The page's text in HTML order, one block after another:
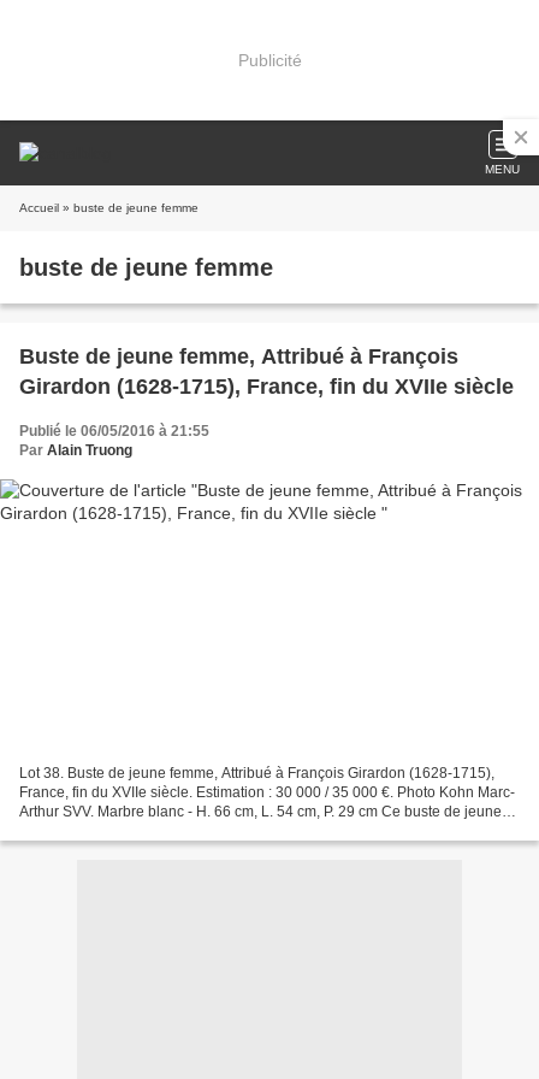
Publicité
MENU
Accueil » buste de jeune femme
buste de jeune femme
Buste de jeune femme, Attribué à François
Girardon (1628-1715), France, fin du XVIIe siècle
Publié le 06/05/2016 à 21:55
Par Alain Truong
Lot 38. Buste de jeune femme, Attribué à François Girardon (1628-1715),
France, fin du XVIIe siècle. Estimation : 30 000 / 35 000 €. Photo Kohn Marc-
Arthur SVV. Marbre blanc - H. 66 cm, L. 54 cm, P. 29 cm Ce buste de jeune